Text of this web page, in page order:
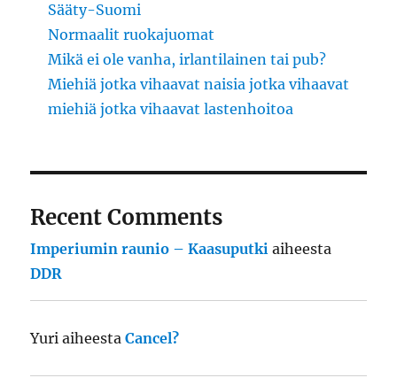
Sääty-Suomi
Normaalit ruokajuomat
Mikä ei ole vanha, irlantilainen tai pub?
Miehiä jotka vihaavat naisia jotka vihaavat
miehiä jotka vihaavat lastenhoitoa
Recent Comments
Imperiumin raunio – Kaasuputki aiheesta
DDR
Yuri aiheestaCancel?